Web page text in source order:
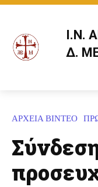
Ι.Ν.
Δ.
ΑΡΧΕΙΑ ΒΙΝΤΕΟ